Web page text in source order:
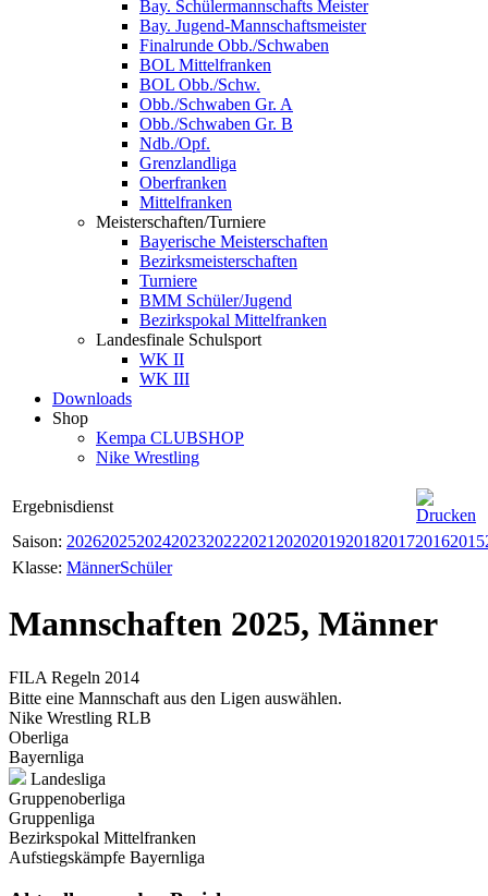
Bay. Schülermannschafts Meister
Bay. Jugend-Mannschaftsmeister
Finalrunde Obb./Schwaben
BOL Mittelfranken
BOL Obb./Schw.
Obb./Schwaben Gr. A
Obb./Schwaben Gr. B
Ndb./Opf.
Grenzlandliga
Oberfranken
Mittelfranken
Meisterschaften/Turniere
Bayerische Meisterschaften
Bezirksmeisterschaften
Turniere
BMM Schüler/Jugend
Bezirkspokal Mittelfranken
Landesfinale Schulsport
WK II
WK III
Downloads
Shop
Kempa CLUBSHOP
Nike Wrestling
Ergebnisdienst
Saison: 202620252024202320222021 202020192018201720162015
Klasse: MännerSchüler
Mannschaften 2025, Männer
FILA Regeln 2014
Bitte eine Mannschaft aus den Ligen auswählen.
Nike Wrestling RLB
Oberliga
Bayernliga
Landesliga
Gruppenoberliga
Gruppenliga
Bezirkspokal Mittelfranken
Aufstiegskämpfe Bayernliga